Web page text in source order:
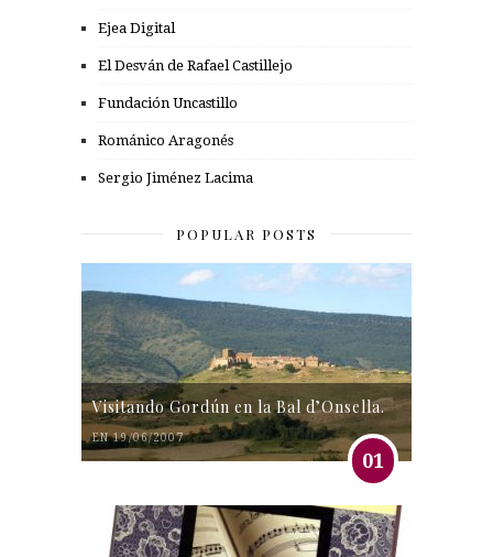
Ejea Digital
El Desván de Rafael Castillejo
Fundación Uncastillo
Románico Aragonés
Sergio Jiménez Lacima
POPULAR POSTS
Visitando Gordún en la Bal d’Onsella.
EN 19/06/2007
01